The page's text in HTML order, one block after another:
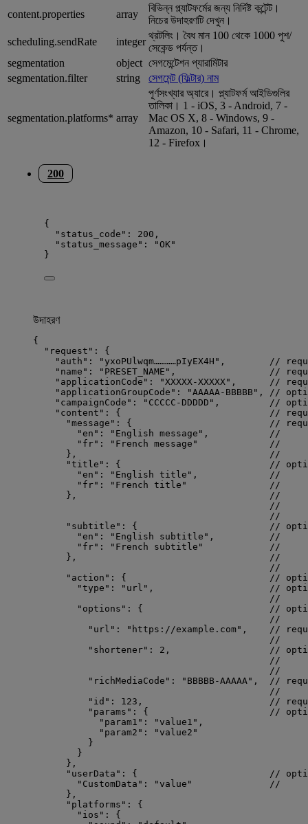
content.properties
array
বিভিন্ন প্ল্যাটফর্মের জন্য নির্দিষ্ট কন্টেন্ট।
নিচের উদাহরণটি দেখুন।
scheduling.sendRate
integer
থ্রটলিং। বৈধ মান 100 থেকে 1000 পুশ/
সেকেন্ড পর্যন্ত।
segmentation
object সেগমেন্টেশন প্যারামিটার
segmentation.filter
string সেগমেন্ট (ফিল্টার) নাম
segmentation.platforms* array
পূর্ণসংখ্যার অ্যারে। প্ল্যাটফর্ম আইডিগুলির
তালিকা। 1 - iOS, 3 - Android, 7 -
Mac OS X, 8 - Windows, 9 -
Amazon, 10 - Safari, 11 - Chrome,
12 - Firefox।
200
{
"status_code" : 200 ,
"status_message" : "OK"
}
উদাহরণ
{
"request" : {
"auth" : " yxoPUlwqm…………pIyEX4H " , //
"name" : " PRESET_NAME " , //
"applicationCode" : "XXXXX-XXXXX" , //
"applicationGroupCode" : "AAAAA-BBBBB " , //
"campaignCode" : " CCCCC-DDDDD " , //
"content" : { //
"message" : { //
"en" : " English message " , //
"fr" : " French message "
//
}, //
"title" : { //
"en" : " English title " , //
"fr" : " French title "
//
}, //
//
//
"subtitle" : { //
"en" : " English subtitle " , //
"fr" : " French subtitle "
//
}, //
//
"action" : { //
"type" : " url " , //
//
"options" : { //
//
"url" : " https://example.com" , //
//
"shortener" : 2 , //
//
//
"richMediaCode" : " BBBBB-AAAAA" , //
//
"id" : 123 , //
"params" : { //
"param1" : " value1 " ,
"param2" : " value2 "
}
}
},
"userData" : { //
"CustomData" : " value "
//
},
"platforms" : {
"ios" : {